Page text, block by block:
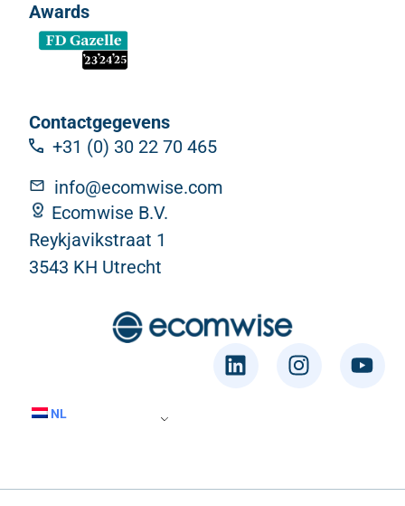
Awards
Contactgegevens
+31 (0) 30 22 70 465
info@ecomwise.com
Ecomwise B.V.
Reykjavikstraat 1
3543 KH Utrecht
NL